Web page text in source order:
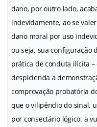
dano, por outro lado,
indevidamente, ao se
dano moral por uso
ou seja, sua configuração
prática de conduta ilícita
despicienda a
comprovação probatória
que o vilipêndio do sinal,
por consectário lógico, a